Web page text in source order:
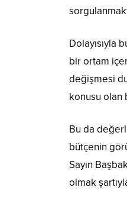
Dolayısıyla
bir ortam
değişmesi
konusu olan
Bu da
bütçenin
Sayın
olmak